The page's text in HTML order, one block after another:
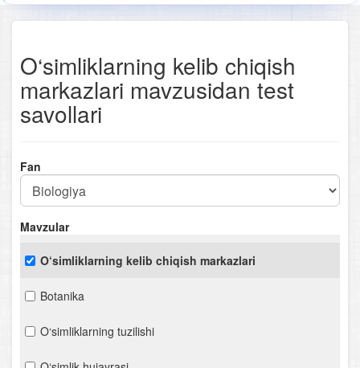
O‘simliklarning kelib chiqish
markazlari mavzusidan test
savollari
Fan
Mavzular
O‘simliklarning kelib chiqish markazlari
Botanika
O‘simliklarning tuzilishi